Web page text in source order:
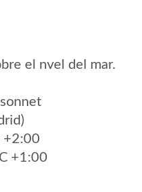
el nvel del mar.
+2:00
+1:00